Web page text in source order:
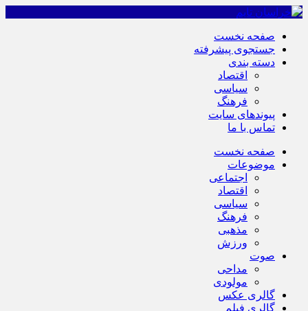
صفحه نخست
جستجوی پیشرفته
دسته بندی
اقتصاد
سیاسی
فرهنگ
پیوندهای سایت
تماس با ما
صفحه نخست
موضوعات
اجتماعی
اقتصاد
سیاسی
فرهنگ
مذهبی
ورزش
صوت
مداحی
مولودی
گالری عکس
گالری فیلم